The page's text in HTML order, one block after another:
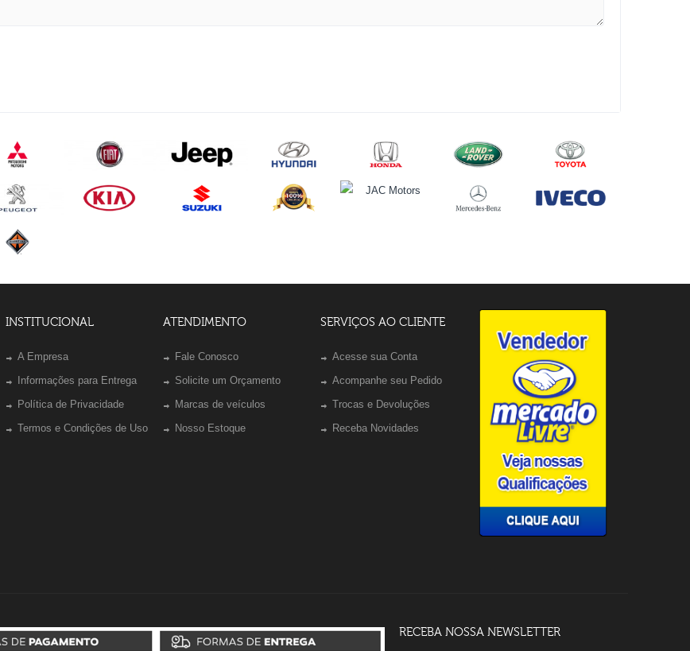
INSTITUCIONAL
A Empresa
Informações para Entrega
Política de Privacidade
Termos e Condições de Uso
ATENDIMENTO
Fale Conosco
Solicite um Orçamento
Marcas de veículos
Nosso Estoque
SERVIÇOS AO CLIENTE
Acesse sua Conta
Acompanhe seu Pedido
Trocas e Devoluções
Receba Novidades
RECEBA NOSSA NEWSLETTER